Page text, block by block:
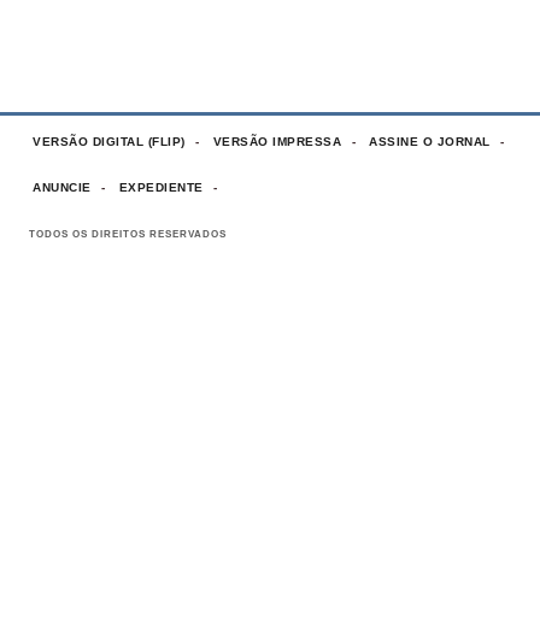
VERSÃO DIGITAL (FLIP) VERSÃO IMPRESSA ASSINE O JORNAL
ANUNCIE EXPEDIENTE
TODOS OS DIREITOS RESERVADOS